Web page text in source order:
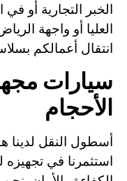
الخبر التجارية أو
العليا أو واجهة
انتقال أعمالكم
سيارات
الأحجام
أسطول النقل لدينا
استثمرنا في